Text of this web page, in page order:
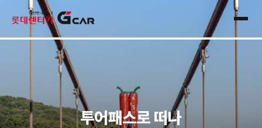
skip navigation
전체
투어패스로 떠나